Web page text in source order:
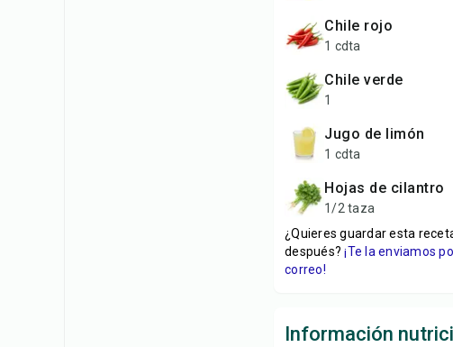
Chile rojo
1 cdta
Chile verde
1
Jugo de limón
1 cdta
Hojas de cilantro
1/2 taza
¿Quieres guardar esta
después? ¡Te la enviamos
correo!
Información